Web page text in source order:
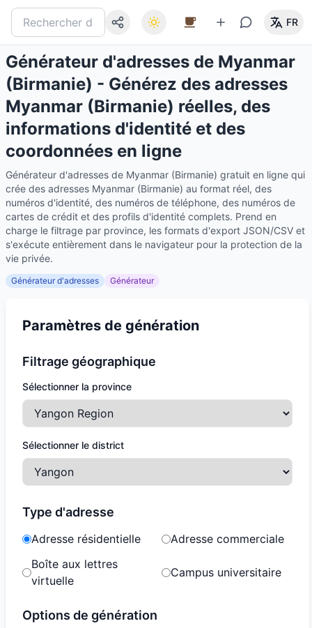
FR
Générateur d'adresses de Myanmar
(Birmanie) - Générez des adresses
Myanmar (Birmanie) réelles, des
informations d'identité et des
coordonnées en ligne
Générateur d'adresses de Myanmar (Birmanie) gratuit en ligne qui
crée des adresses Myanmar (Birmanie) au format réel, des
numéros d'identité, des numéros de téléphone, des numéros de
cartes de crédit et des profils d'identité complets. Prend en
charge le filtrage par province, les formats d'export JSON/CSV et
s'exécute entièrement dans le navigateur pour la protection de la
vie privée.
Générateur d'adresses Générateur
Paramètres de génération
Filtrage géographique
Sélectionner la province
Sélectionner le district
Type d'adresse
Adresse résidentielle
Adresse commerciale
Boîte aux lettres
virtuelle
Campus universitaire
Options de génération